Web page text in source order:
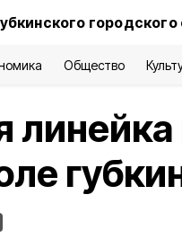
Общество